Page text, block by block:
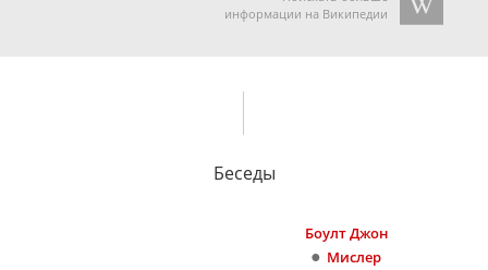
информации на Википедии
Беседы
БоултДжон
Мислер